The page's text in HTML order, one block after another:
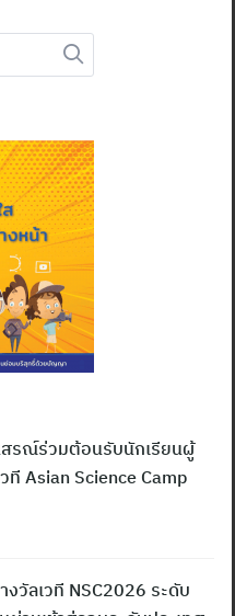
สรณ์ร่วมต้อนรับนักเรียนผู้
ที Asian Science Camp
งวัลเวที NSC2026 ระดับ